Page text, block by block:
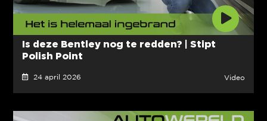
Is deze Bentley nog te redden? | Stipt
Polish Point
24 april 2026 Video